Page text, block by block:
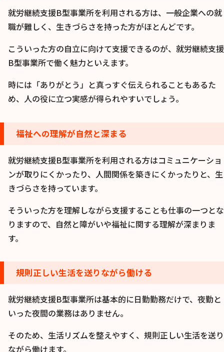
就労継続支援B型事業所を利用される方は、一般企業への就
職が難しく、生きづらさを持った方がほとんどです。
こういった方の自立に向けて支援できるのが、就労継続支援
B型事業所で働く魅力といえます。
時には「ありがとう」と真っすぐ伝えられることもあるた
め、人の役に立つ実感が得られやすいでしょう。
福祉への理解が自然と深まる
就労継続支援B型事業所を利用される方はコミュニケーショ
ンが取りにくかったり、人間関係を築きにくかったりと、生
きづらさを持っています。
そういった方を理解しながら支援することも仕事の一つとな
りますので、自然と障がいや福祉に関する理解が深まりま
す。
規則正しい生活を送りながら働ける
就労継続支援B型事業所は基本的に日勤勤務だけで、夜勤と
いった夜間の業務はありません。
そのため、生活リズムを整えやすく、規則正しい生活を送り
ながら働けます。